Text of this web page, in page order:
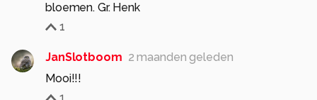
bloemen. Gr. Henk
1
JanSlotboom 2 maanden geleden
Mooi!!!